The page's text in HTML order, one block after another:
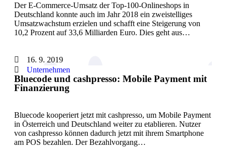
Der E-Commerce-Umsatz der Top-100-Onlineshops in
Deutschland konnte auch im Jahr 2018 ein zweistelliges
Umsatzwachstum erzielen und schafft eine Steigerung von
10,2 Prozent auf 33,6 Milliarden Euro. Dies geht aus…
16. 9. 2019
Unternehmen
Bluecode und cashpresso: Mobile Payment mit
Finanzierung
Bluecode kooperiert jetzt mit cashpresso, um Mobile Payment
in Österreich und Deutschland weiter zu etablieren. Nutzer
von cashpresso können dadurch jetzt mit ihrem Smartphone
am POS bezahlen. Der Bezahlvorgang…